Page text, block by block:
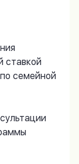
ставкой
семейной